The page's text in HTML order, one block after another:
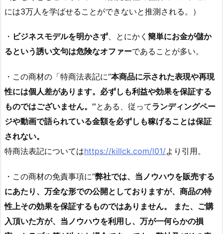
には3万人を学ばせることができないと推測される。）
・ ビジネスモデルを明かさず、とにかく 簡単にお金が儲か
るという誘い文句は危険なオファーであることが多い。
・この商材の「特商法表記に’’本商品に示された表現や再現
性には個人差があります。必ずしも利益や効果を保証する
ものではございません。’’とある、従ってランディングペー
ジや動画で語られている金額を必ずしも稼げることは保証
されない。
特商法表記についてはhttps://killck.com/l01/より引用。
・この商材の免責事項に’’弊社では、当ノウハウを販売する
にあたり、万全な形での公開としておりますが、商品の特
性上その効果を保証するものではありません。 また、ご購
入頂いた方が、当ノウハウを利用し、万が一何らかの損